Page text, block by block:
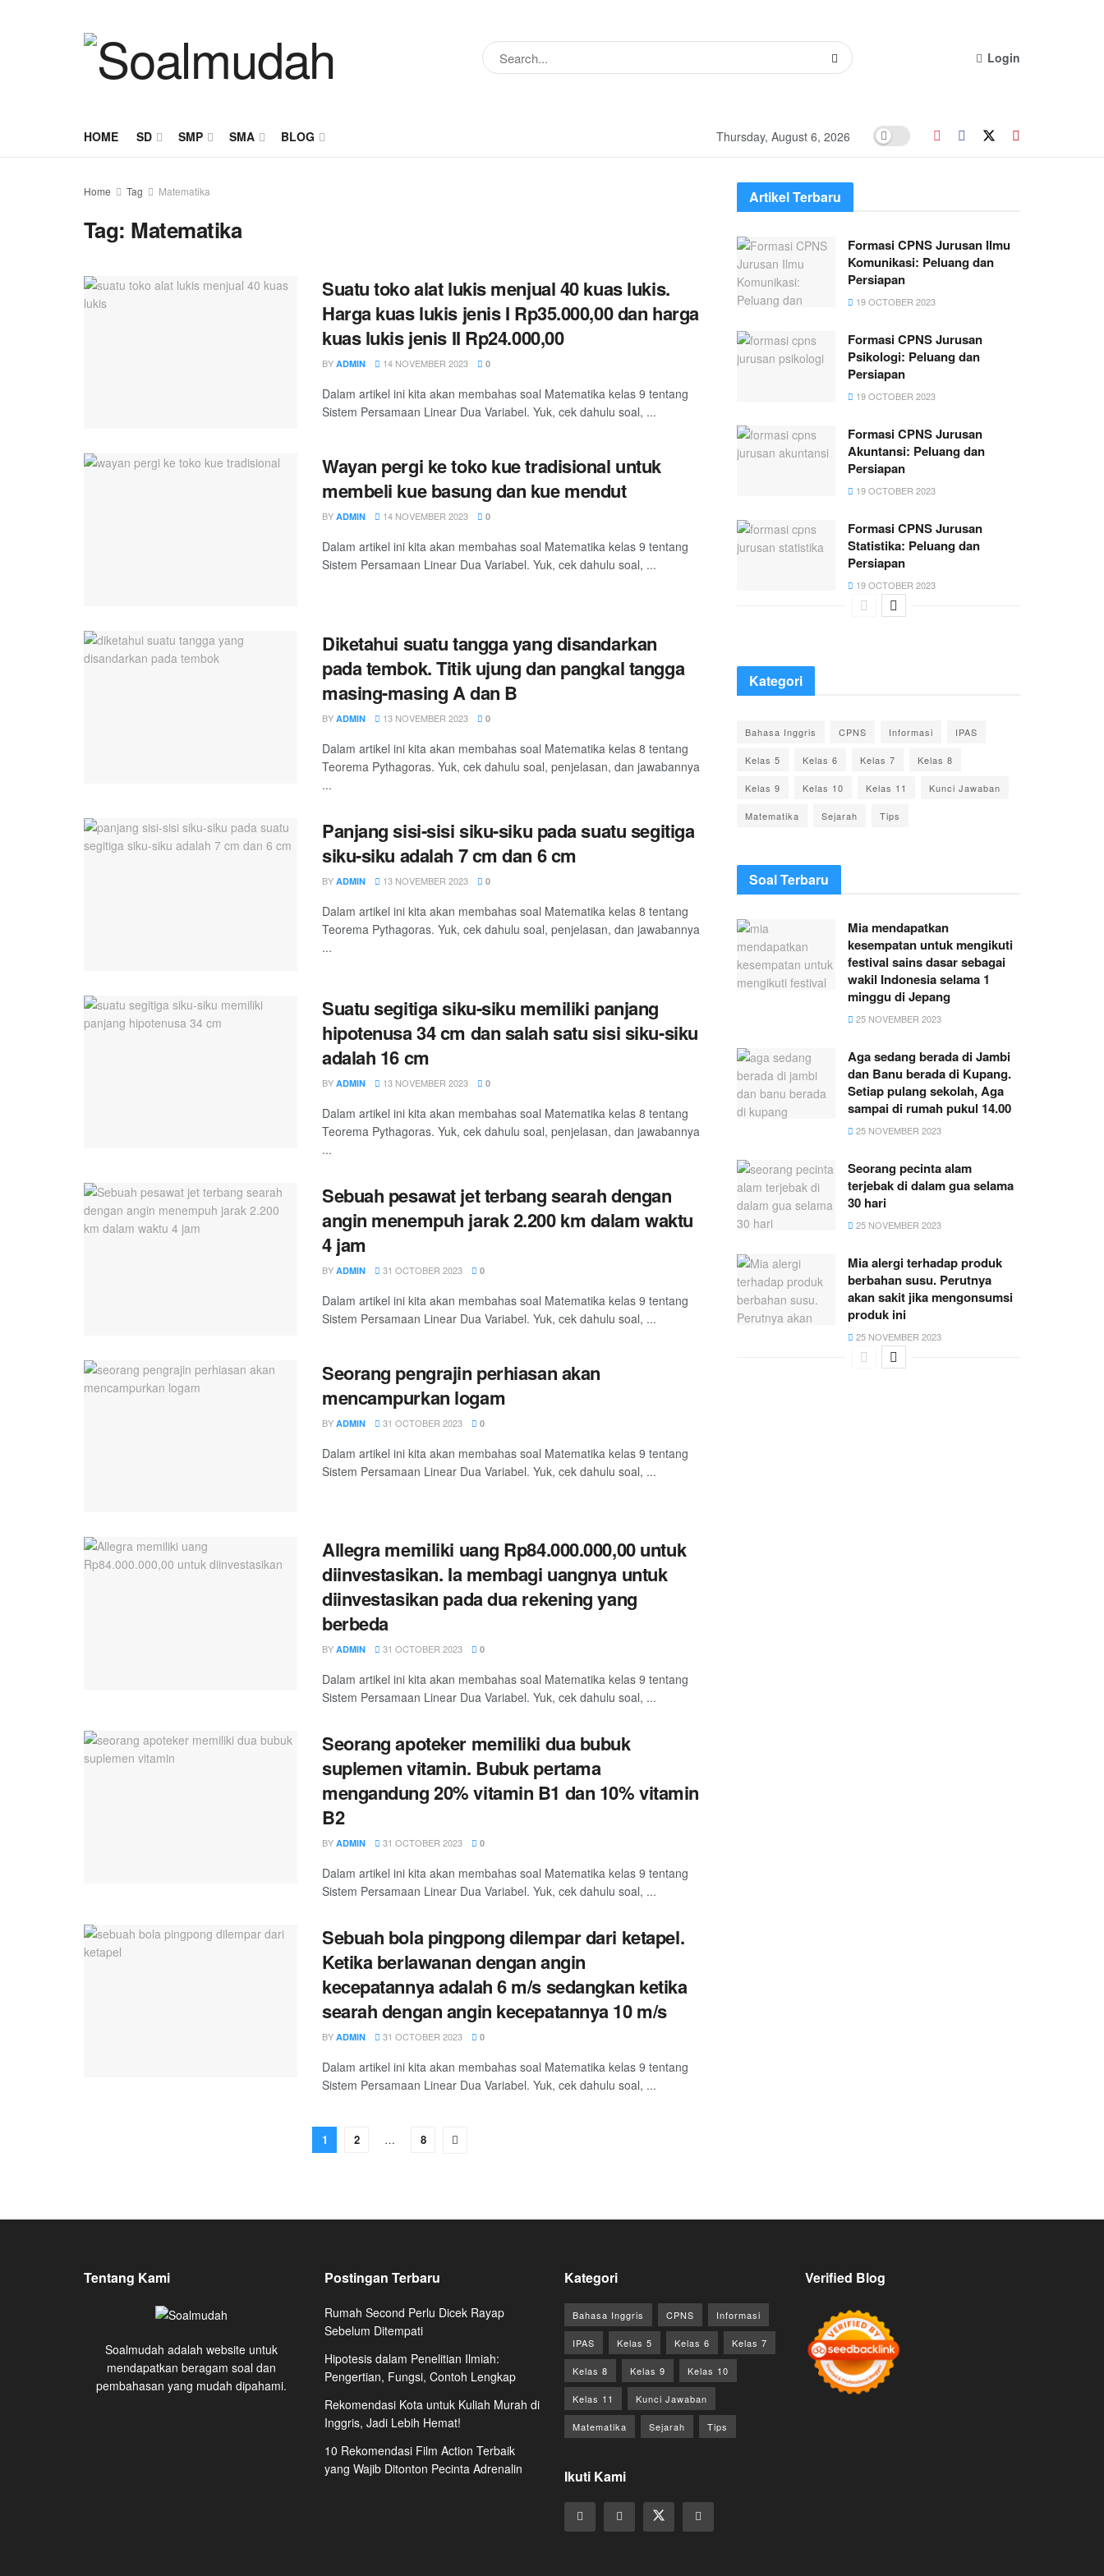
Login
HOME SD SMP SMA BLOG Thursday, August 6, 2026
Home Tag Matematika
Tag: Matematika
Suatu toko alat lukis menjual 40 kuas lukis.
Harga kuas lukis jenis I Rp35.000,00 dan harga
kuas lukis jenis II Rp24.000,00
BY ADMIN 14 NOVEMBER 2023 0
Dalam artikel ini kita akan membahas soal Matematika kelas 9 tentang
Sistem Persamaan Linear Dua Variabel. Yuk, cek dahulu soal, ...
Wayan pergi ke toko kue tradisional untuk
membeli kue basung dan kue mendut
BY ADMIN 14 NOVEMBER 2023 0
Dalam artikel ini kita akan membahas soal Matematika kelas 9 tentang
Sistem Persamaan Linear Dua Variabel. Yuk, cek dahulu soal, ...
Diketahui suatu tangga yang disandarkan
pada tembok. Titik ujung dan pangkal tangga
masing-masing A dan B
BY ADMIN 13 NOVEMBER 2023 0
Dalam artikel ini kita akan membahas soal Matematika kelas 8 tentang
Teorema Pythagoras. Yuk, cek dahulu soal, penjelasan, dan jawabannya
...
Panjang sisi-sisi siku-siku pada suatu segitiga
siku-siku adalah 7 cm dan 6 cm
BY ADMIN 13 NOVEMBER 2023 0
Dalam artikel ini kita akan membahas soal Matematika kelas 8 tentang
Teorema Pythagoras. Yuk, cek dahulu soal, penjelasan, dan jawabannya
...
Suatu segitiga siku-siku memiliki panjang
hipotenusa 34 cm dan salah satu sisi siku-siku
adalah 16 cm
BY ADMIN 13 NOVEMBER 2023 0
Dalam artikel ini kita akan membahas soal Matematika kelas 8 tentang
Teorema Pythagoras. Yuk, cek dahulu soal, penjelasan, dan jawabannya
...
Sebuah pesawat jet terbang searah dengan
angin menempuh jarak 2.200 km dalam waktu
4 jam
BY ADMIN 31 OCTOBER 2023 0
Dalam artikel ini kita akan membahas soal Matematika kelas 9 tentang
Sistem Persamaan Linear Dua Variabel. Yuk, cek dahulu soal, ...
Seorang pengrajin perhiasan akan
mencampurkan logam
BY ADMIN 31 OCTOBER 2023 0
Dalam artikel ini kita akan membahas soal Matematika kelas 9 tentang
Sistem Persamaan Linear Dua Variabel. Yuk, cek dahulu soal, ...
Allegra memiliki uang Rp84.000.000,00 untuk
diinvestasikan. Ia membagi uangnya untuk
diinvestasikan pada dua rekening yang
berbeda
BY ADMIN 31 OCTOBER 2023 0
Dalam artikel ini kita akan membahas soal Matematika kelas 9 tentang
Sistem Persamaan Linear Dua Variabel. Yuk, cek dahulu soal, ...
Seorang apoteker memiliki dua bubuk
suplemen vitamin. Bubuk pertama
mengandung 20% vitamin B1 dan 10% vitamin
B2
BY ADMIN 31 OCTOBER 2023 0
Dalam artikel ini kita akan membahas soal Matematika kelas 9 tentang
Sistem Persamaan Linear Dua Variabel. Yuk, cek dahulu soal, ...
Sebuah bola pingpong dilempar dari ketapel.
Ketika berlawanan dengan angin
kecepatannya adalah 6 m/s sedangkan ketika
searah dengan angin kecepatannya 10 m/s
BY ADMIN 31 OCTOBER 2023 0
Dalam artikel ini kita akan membahas soal Matematika kelas 9 tentang
Sistem Persamaan Linear Dua Variabel. Yuk, cek dahulu soal, ...
1 2 … 8
Artikel Terbaru
Formasi CPNS Jurusan Ilmu
Komunikasi: Peluang dan
Persiapan
19 OCTOBER 2023
Formasi CPNS Jurusan
Psikologi: Peluang dan
Persiapan
19 OCTOBER 2023
Formasi CPNS Jurusan
Akuntansi: Peluang dan
Persiapan
19 OCTOBER 2023
Formasi CPNS Jurusan
Statistika: Peluang dan
Persiapan
19 OCTOBER 2023
Kategori
Bahasa Inggris CPNS Informasi IPAS
Kelas 5 Kelas 6 Kelas 7 Kelas 8
Kelas 9 Kelas 10 Kelas 11 Kunci Jawaban
Matematika Sejarah Tips
Soal Terbaru
Mia mendapatkan
kesempatan untuk mengikuti
festival sains dasar sebagai
wakil Indonesia selama 1
minggu di Jepang
25 NOVEMBER 2023
Aga sedang berada di Jambi
dan Banu berada di Kupang.
Setiap pulang sekolah, Aga
sampai di rumah pukul 14.00
25 NOVEMBER 2023
Seorang pecinta alam
terjebak di dalam gua selama
30 hari
25 NOVEMBER 2023
Mia alergi terhadap produk
berbahan susu. Perutnya
akan sakit jika mengonsumsi
produk ini
25 NOVEMBER 2023
Tentang Kami
Soalmudah adalah website untuk
mendapatkan beragam soal dan
pembahasan yang mudah dipahami.
Postingan Terbaru
Rumah Second Perlu Dicek Rayap
Sebelum Ditempati
Hipotesis dalam Penelitian Ilmiah:
Pengertian, Fungsi, Contoh Lengkap
Rekomendasi Kota untuk Kuliah Murah di
Inggris, Jadi Lebih Hemat!
10 Rekomendasi Film Action Terbaik
yang Wajib Ditonton Pecinta Adrenalin
Kategori
Bahasa Inggris CPNS Informasi
IPAS Kelas 5 Kelas 6 Kelas 7
Kelas 8 Kelas 9 Kelas 10
Kelas 11 Kunci Jawaban
Matematika Sejarah Tips
Ikuti Kami
Verified Blog